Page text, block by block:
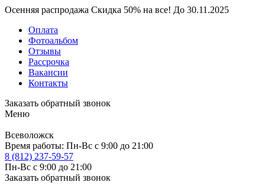
Осенняя распродажа Скидка 50% на все! До 30.11.2025
Оплата
Фотоальбом
Отзывы
Рассрочка
Вакансии
Контакты
Заказать обратный звонок
Меню
Всеволожск
Время работы: Пн-Вс с 9:00 до 21:00
8 (812) 237-59-57
Пн-Вс с 9:00 до 21:00
Заказать обратный звонок